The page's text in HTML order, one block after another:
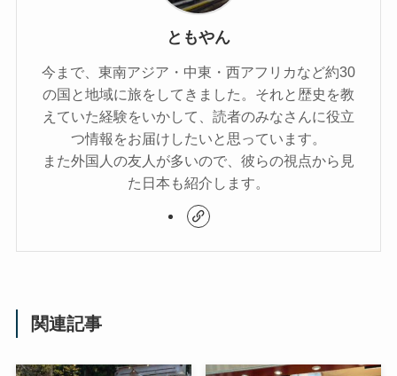
ともやん
今まで、東南アジア・中東・西アフリカなど約30
の国と地域に旅をしてきました。それと歴史を教
えていた経験をいかして、読者のみなさんに役立
つ情報をお届けしたいと思っています。
また外国人の友人が多いので、彼らの視点から見
た日本も紹介します。
関連記事